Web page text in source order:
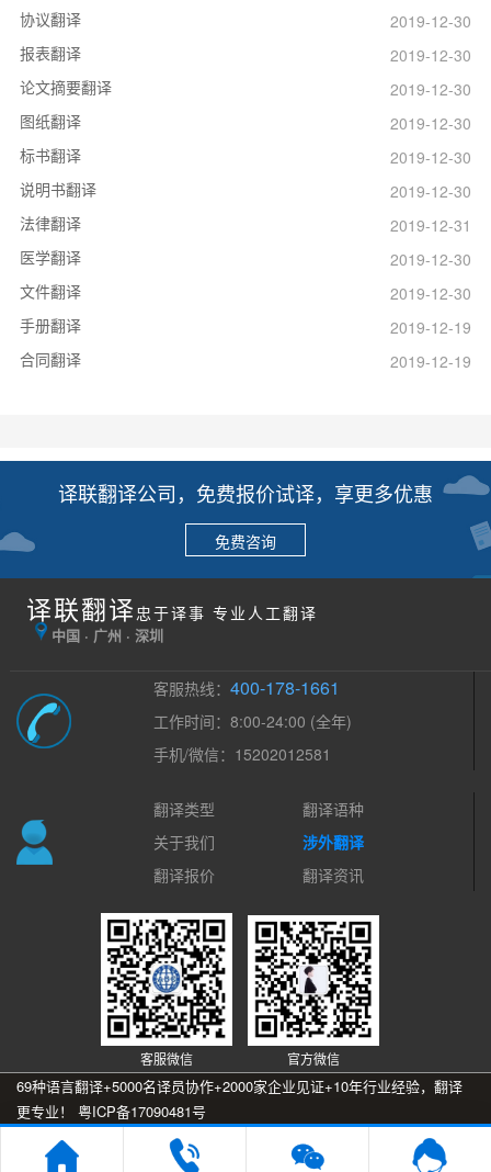
协议翻译
2019-12-30
报表翻译
2019-12-30
论文摘要翻译
2019-12-30
图纸翻译
2019-12-30
标书翻译
2019-12-30
说明书翻译
2019-12-30
法律翻译
2019-12-31
医学翻译
2019-12-30
文件翻译
2019-12-30
手册翻译
2019-12-19
合同翻译
2019-12-19
译联翻译公司，免费报价试译，享更多优惠
免费咨询

译联翻译 忠于译事 专业人工翻译
中国 · 广州 · 深圳
客服热线：400-178-1661
工作时间：8:00-24:00 (全年)
手机/微信：15202012581
翻译类型
翻译语种
关于我们
涉外翻译
翻译报价
翻译资讯
客服微信 官方微信
69种语言翻译+5000名译员协作+2000家企业见证+10年行业经验，翻译
更专业！ 粤ICP备17090481号